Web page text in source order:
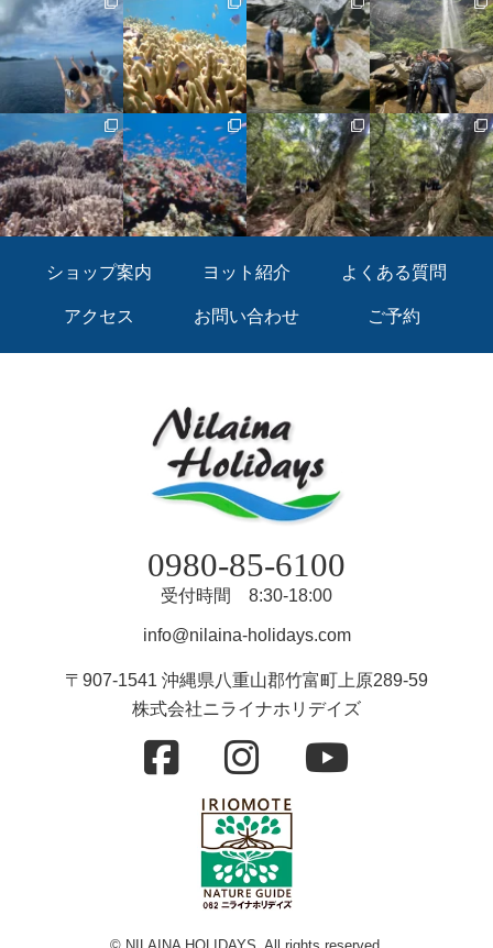
ショップ案内 ヨット紹介 よくある質問
アクセス お問い合わせ ご予約
0980-85-6100
受付時間 8:30-18:00
info@nilaina-holidays.com
〒907-1541 沖縄県八重山郡竹富町上原289-59
株式会社ニライナホリデイズ